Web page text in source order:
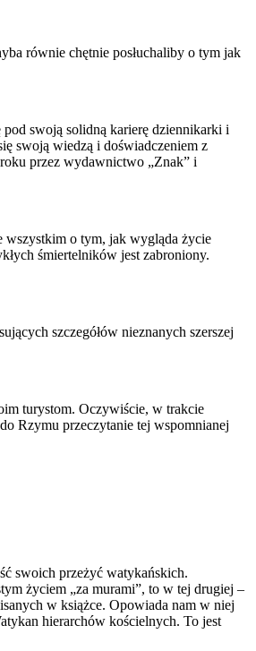
równie chętnie posłuchaliby o tym jak
swoją solidną karierę dziennikarki i
swoją wiedzą i doświadczeniem z
przez wydawnictwo „Znak” i
wszystkim o tym, jak wygląda życie
śmiertelników jest zabroniony.
szczegółów nieznanych szerszej
turystom. Oczywiście, w trakcie
Rzymu przeczytanie tej wspomnianej
swoich przeżyć watykańskich.
życiem „za murami”, to w tej drugiej –
w książce. Opowiada nam w niej
hierarchów kościelnych. To jest